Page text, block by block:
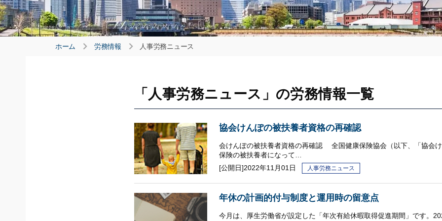
ホーム 労務情報 人事労務ニュース
「人事労務ニュース」の労務情報一覧
協会けんぽの被扶養者資格の再確認
会けんぽの被扶養者資格の再確認 全国健康保険協会（以下、「協会
保険の被扶養者になって…
[公開日]2022年11月01日 人事労務ニュース
年休の計画的付与制度と運用時の留意点
今月は、厚生労働省が設定した「年次有給休暇取得促進期間」です。